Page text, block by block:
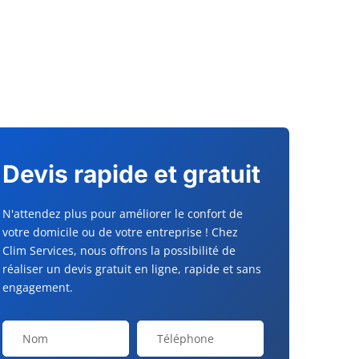
Devis rapide et gratuit
N'attendez plus pour améliorer le confort de
votre domicile ou de votre entreprise ! Chez
Clim Services, nous offrons la possibilité de
réaliser un devis gratuit en ligne, rapide et sans
engagement.